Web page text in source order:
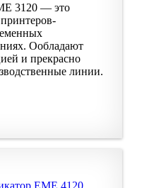
3120 — это
Ообладают
и прекрасно
линии.
EME 4120